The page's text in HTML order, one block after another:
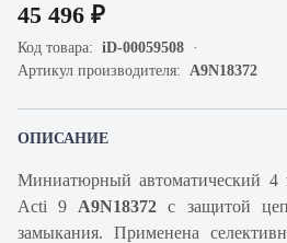
45 496 ₽
Код товара: iD-00059508
Артикул производителя: A9N18372
ОПИСАНИЕ
Миниатюрный автоматический 4 полюсный выключатель
Acti 9 A9N18372 с защитой
замыкания. Применена